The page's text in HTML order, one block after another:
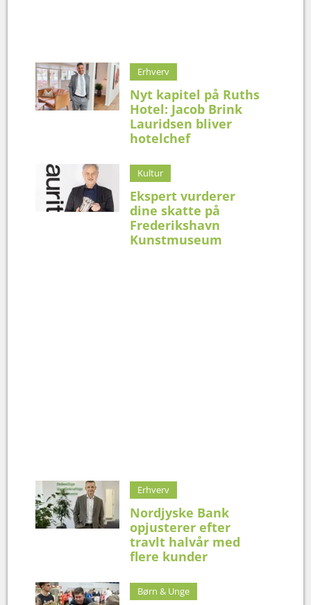
Erhverv
Nyt kapitel på Ruths
Hotel: Jacob Brink
Lauridsen bliver
hotelchef
Kultur
Ekspert vurderer
dine skatte på
Frederikshavn
Kunstmuseum
Erhverv
Nordjyske Bank
opjusterer efter
travlt halvår med
flere kunder
Børn & Unge